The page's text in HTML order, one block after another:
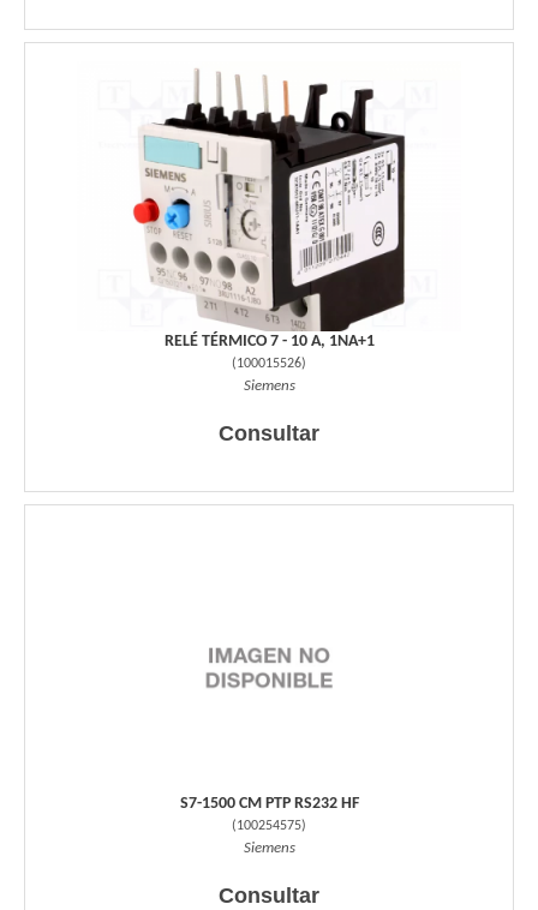
RELÉ TÉRMICO 7 - 10 A, 1NA+1
(100015526)
Siemens
Consultar
S7-1500 CM PTP RS232 HF
(100254575)
Siemens
Consultar